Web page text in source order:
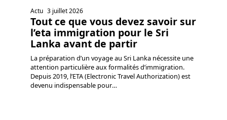
Actu 3 juillet 2026
Tout ce que vous devez savoir sur
l’eta immigration pour le Sri
Lanka avant de partir
La préparation d’un voyage au Sri Lanka nécessite une
attention particulière aux formalités d’immigration.
Depuis 2019, l’ETA (Electronic Travel Authorization) est
devenu indispensable pour…